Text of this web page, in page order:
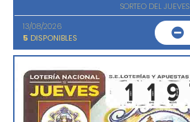
SORTEO DEL JUEVES
13/08/2026
5 DISPONIBLES